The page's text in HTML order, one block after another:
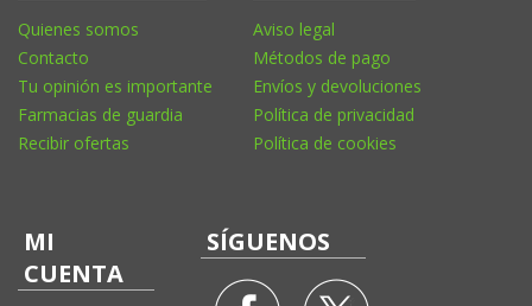
Quienes somos
Contacto
Tu opinión es importante
Farmacias de guardia
Recibir ofertas
Aviso legal
Métodos de pago
Envíos y devoluciones
Política de privacidad
Política de cookies
MI
CUENTA
SÍGUENOS